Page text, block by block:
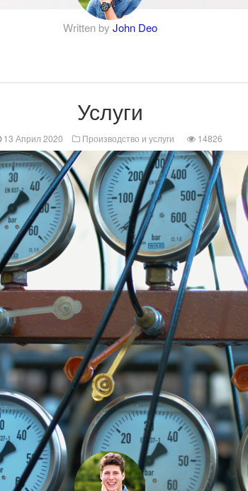
Written by John Deo
Услуги
13 Април 2020 Производство и услуги 14826